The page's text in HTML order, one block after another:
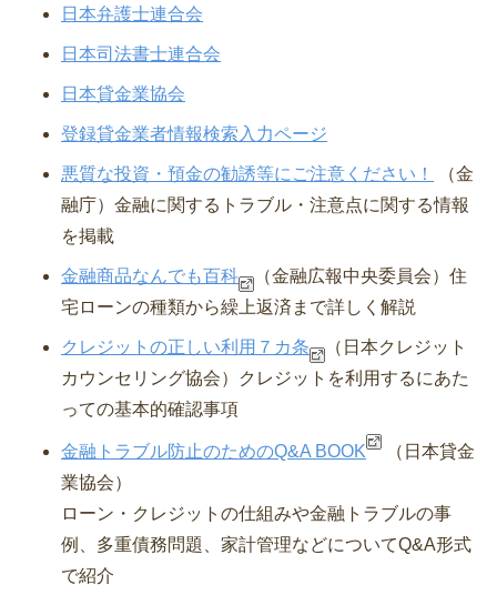
日本弁護士連合会
日本司法書士連合会
日本貸金業協会
登録貸金業者情報検索入力ページ
悪質な投資・預金の勧誘等にご注意ください！
（金
融庁）⾦融に関するトラブル・注意点に関する情報
を掲載
金融商品なんでも百科 （金融広報中央委員会） 住
宅ローンの種類から繰上返済まで詳しく解説
クレジットの正しい利用７カ条
（日本クレジット
カウンセリング協会）
クレジットを利用するにあた
っての基本的確認事項
金融トラブル防止のためのQ&A BOOK
（日本貸金
業協会）
ローン・クレジットの仕組みや金融トラブルの事
例、多重債務問題、家計管理などについてQ&A形式
で紹介